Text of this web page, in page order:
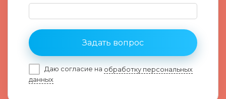
Задать вопрос
Даю согласие на обработку персональных
данных